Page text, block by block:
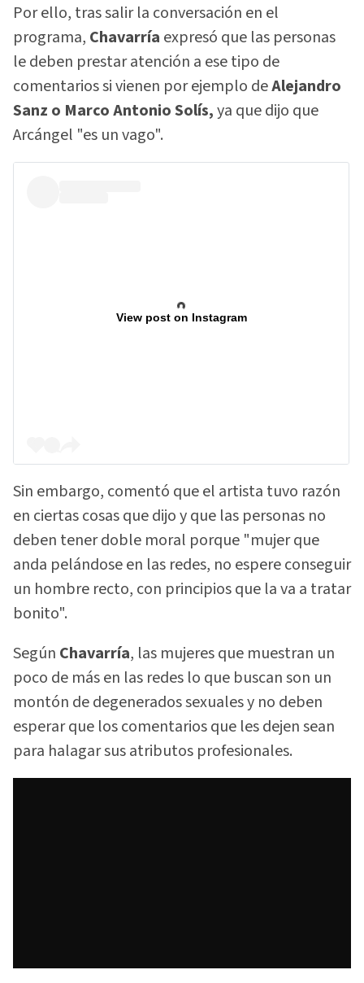
Por ello, tras salir la conversación en el
programa, Chavarría expresó que las personas
le deben prestar atención a ese tipo de
comentarios si vienen por ejemplo deAlejandro
Sanz o Marco Antonio Solís,ya que dijo que
Arcángel "es un vago".
View post on Instagram
Sin embargo, comentó que el artista tuvo razón
en ciertas cosas que dijo y que las personas no
deben tener doble moral porque "mujer que
anda pelándose en las redes, no espere conseguir
un hombre recto, con principios que la va a tratar
bonito".
Según Chavarría, las mujeres que muestran un
poco de más en las redes lo que buscan son un
montón de degenerados sexuales y no deben
esperar que los comentarios que les dejen sean
para halagar sus atributos profesionales.